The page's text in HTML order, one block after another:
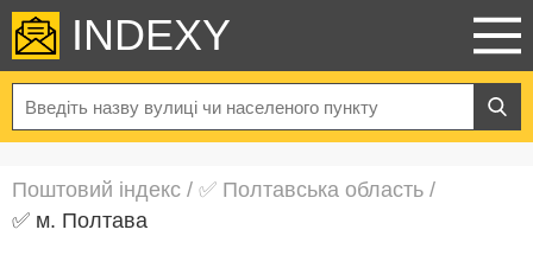
INDEXY
Поштовий індекс / ✅ Полтавська область /
✅ м. Полтава